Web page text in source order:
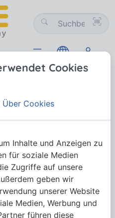
Schmiernippel
Cookies
Über Cookies
Inhalte und Anzeigen zu
für soziale Medien
Zugriffe auf unsere
geben wir
unserer Website
Medien, Werbung und
führen diese